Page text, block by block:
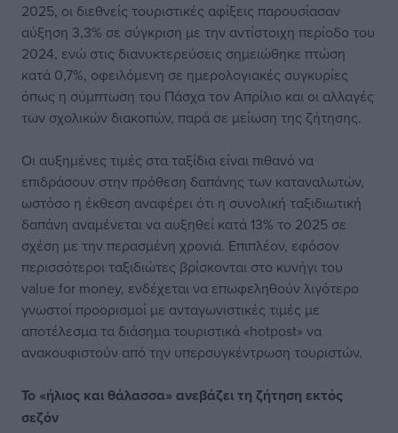
2025, οι διεθνείς τουριστικές αφίξεις παρουσίασαν
αύξηση 3,3% σε σύγκριση με την αντίστοιχη περίοδο του
2024, ενώ στις διανυκτερεύσεις σημειώθηκε πτώση
κατά 0,7%, οφειλόμενη σε ημερολογιακές συγκυρίες
όπως η σύμπτωση του Πάσχα τον Απρίλιο και οι αλλαγές
των σχολικών διακοπών, παρά σε μείωση της ζήτησης.
Οι αυξημένες τιμές στα ταξίδια είναι πιθανό να
επιδράσουν στην πρόθεση δαπάνης των καταναλωτών,
ωστόσο η έκθεση αναφέρει ότι η συνολική ταξιδιωτική
δαπάνη αναμένεται να αυξηθεί κατά 13% το 2025 σε
σχέση με την περασμένη χρονιά. Επιπλέον, εφόσον
περισσότεροι ταξιδιώτες βρίσκονται στο κυνήγι του
value for money, ενδέχεται να επωφεληθούν λιγότερο
γνωστοί προορισμοί με ανταγωνιστικές τιμές με
αποτέλεσμα τα διάσημα τουριστικά «hotpost» να
ανακουφιστούν από την υπερσυγκέντρωση τουριστών.
Το «ήλιος και θάλασσα» ανεβάζει τη ζήτηση εκτός
σεζόν